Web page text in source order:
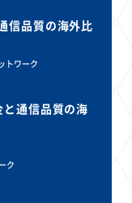
信品質の海外比
トワーク
通信品質の海
ク